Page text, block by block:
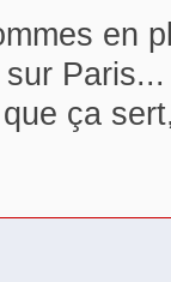
en
Paris...
ça